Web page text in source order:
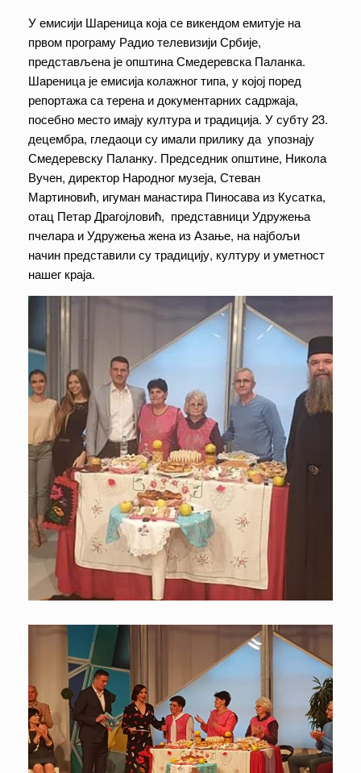
У емисији Шареница која се викендом емитује на
првом програму Радио телевизији Србије,
представљена је општина Смедеревска Паланка.
Шареница је емисија колажног типа, у којој поред
репортажа са терена и документарних садржаја,
посебно место имају култура и традиција. У субту 23.
децембра, гледаоци су имали прилику да упознају
Смедеревску Паланку. Председник општине, Никола
Вучен, директор Народног музеја, Стеван
Мартиновић, игуман манастира Пиносава из Кусатка,
отац Петар Драгојловић, представници Удружења
пчелара и Удружења жена из Азање, на најбољи
начин представили су традицију, културу и уметност
нашег краја.